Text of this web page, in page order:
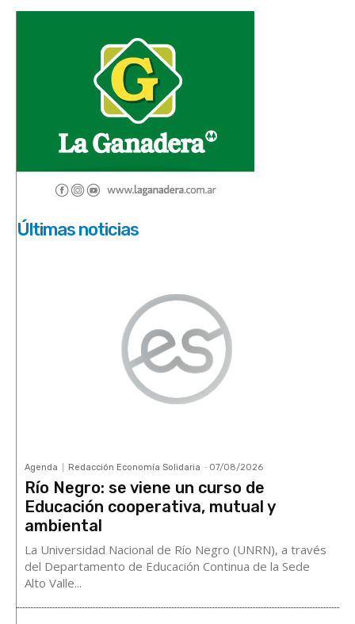
Últimas noticias
Agenda Redacción Economía Solidaria - 07/08/2026
Río Negro: se viene un curso de
Educación cooperativa, mutual y
ambiental
La Universidad Nacional de Río Negro (UNRN), a través
del Departamento de Educación Continua de la Sede
Alto Valle...